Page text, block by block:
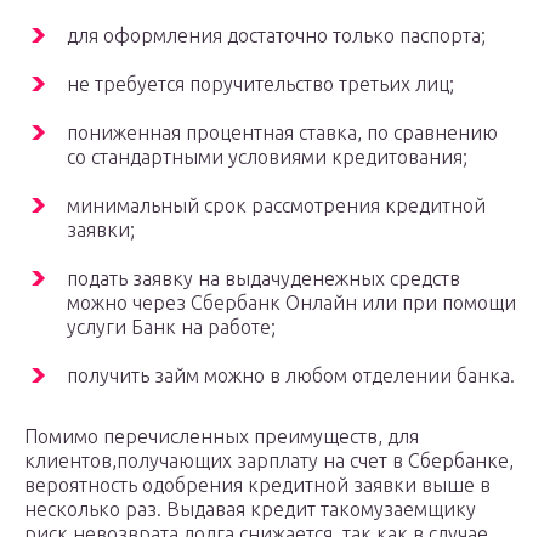
для оформления достаточно только паспорта;
не требуется поручительство третьих лиц;
пониженная процентная ставка, по сравнению
со стандартными условиями кредитования;
минимальный срок рассмотрения кредитной
заявки;
подать заявку на выдачуденежных средств
можно через Сбербанк Онлайн или при помощи
услуги Банк на работе;
получить займ можно в любом отделении банка.
Помимо перечисленных преимуществ, для
клиентов,получающих зарплату на счет в Сбербанке,
вероятность одобрения кредитной заявки выше в
несколько раз. Выдавая кредит такомузаемщику